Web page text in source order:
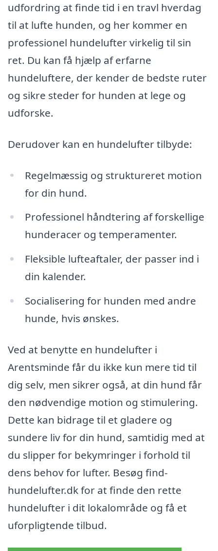
udfordring at finde tid i en travl hverdag
til at lufte hunden, og her kommer en
professionel hundelufter virkelig til sin
ret. Du kan få hjælp af erfarne
hundeluftere, der kender de bedste ruter
og sikre steder for hunden at lege og
udforske.
Derudover kan en hundelufter tilbyde:
Regelmæssig og struktureret motion
for din hund.
Professionel håndtering af forskellige
hunderacer og temperamenter.
Fleksible lufteaftaler, der passer ind i
din kalender.
Socialisering for hunden med andre
hunde, hvis ønskes.
Ved at benytte en hundelufter i
Arentsminde får du ikke kun mere tid til
dig selv, men sikrer også, at din hund får
den nødvendige motion og stimulering.
Dette kan bidrage til et gladere og
sundere liv for din hund, samtidig med at
du slipper for bekymringer i forhold til
dens behov for lufter. Besøg find-
hundelufter.dk for at finde den rette
hundelufter i dit lokalområde og få et
uforpligtende tilbud.